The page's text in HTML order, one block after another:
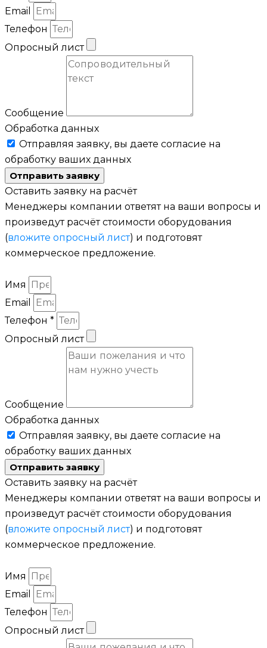
Email
Телефон
Опросный лист
Сообщение
Обработка данных
Отправляя заявку, вы даете согласие на
обработку ваших данных
Отправить заявку
Оставить заявку на расчёт
Менеджеры компании ответят на ваши вопросы и
произведут расчёт стоимости оборудования
(вложите опросный лист) и подготовят
коммерческое предложение.
Имя
Email
Телефон *
Опросный лист
Сообщение
Обработка данных
Отправляя заявку, вы даете согласие на
обработку ваших данных
Отправить заявку
Оставить заявку на расчёт
Менеджеры компании ответят на ваши вопросы и
произведут расчёт стоимости оборудования
(вложите опросный лист) и подготовят
коммерческое предложение.
Имя
Email
Телефон
Опросный лист